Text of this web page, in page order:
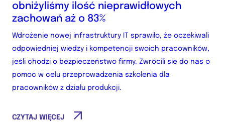
obniżyliśmy ilość nieprawidłowych
zachowań aż o 83%
Wdrożenie nowej infrastruktury IT sprawiło, że oczekiwali
odpowiedniej wiedzy i kompetencji swoich pracowników,
jeśli chodzi o bezpieczeństwo firmy. Zwrócili się do nas o
pomoc w celu przeprowadzenia szkolenia dla
pracowników z działu produkcji.
CZYTAJ WIĘCEJ